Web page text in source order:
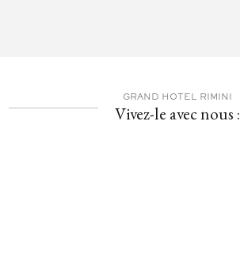
GRAND HOTEL RIMINI
Vivez-le avec nous :